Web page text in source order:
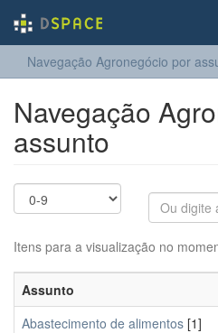
Navegação Agronegócio por
Navegação
assunto
Itens para a visualização no
Assunto
Abastecimento de alimentos [1]